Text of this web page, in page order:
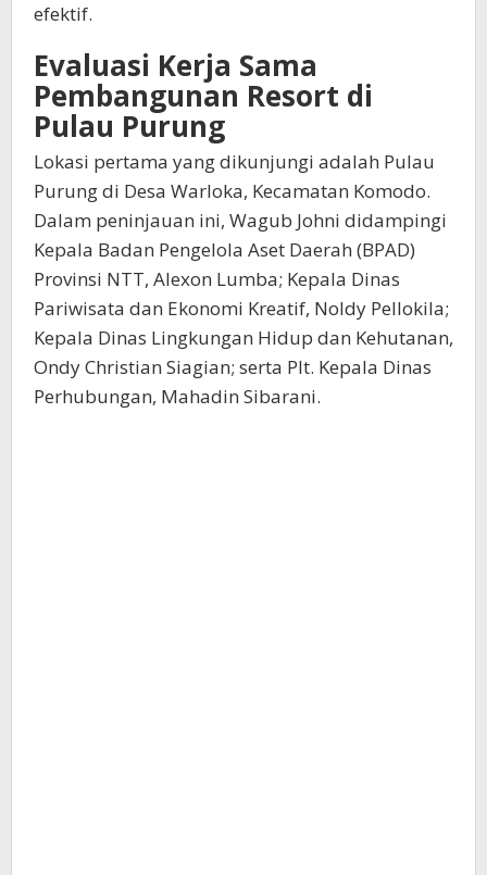
efektif.
Evaluasi Kerja Sama
Pembangunan Resort di
Pulau Purung
Lokasi pertama yang dikunjungi adalah Pulau
Purung di Desa Warloka, Kecamatan Komodo.
Dalam peninjauan ini, Wagub Johni didampingi
Kepala Badan Pengelola Aset Daerah (BPAD)
Provinsi NTT, Alexon Lumba; Kepala Dinas
Pariwisata dan Ekonomi Kreatif, Noldy Pellokila;
Kepala Dinas Lingkungan Hidup dan Kehutanan,
Ondy Christian Siagian; serta Plt. Kepala Dinas
Perhubungan, Mahadin Sibarani.